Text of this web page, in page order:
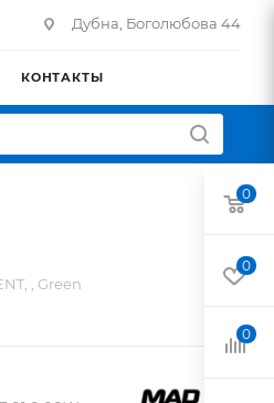
Дубна, Боголюбова 44
КОНТАКТЫ
, Green
0
0
0